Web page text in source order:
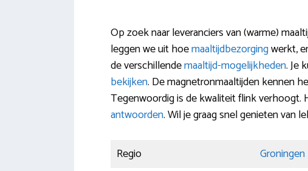
Op zoek naar leveranciers van (warme)
leggen we uit hoemaaltijdbezorgingwerkt,
de verschillendemaaltijd-mogelijkheden. Je
bekijken. De magnetronmaaltijden kennen
Tegenwoordig is de kwaliteit flink verhoogt.
antwoorden. Wil je graag snel genieten van
Regio
Groningen